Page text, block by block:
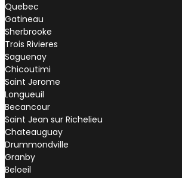
Quebec
Gatineau
Sherbrooke
Trois Rivieres
Saguenay
Chicoutimi
Saint Jerome
Longueuil
Becancour
Saint Jean sur Richelieu
Chateauguay
Drummondville
Granby
Beloeil